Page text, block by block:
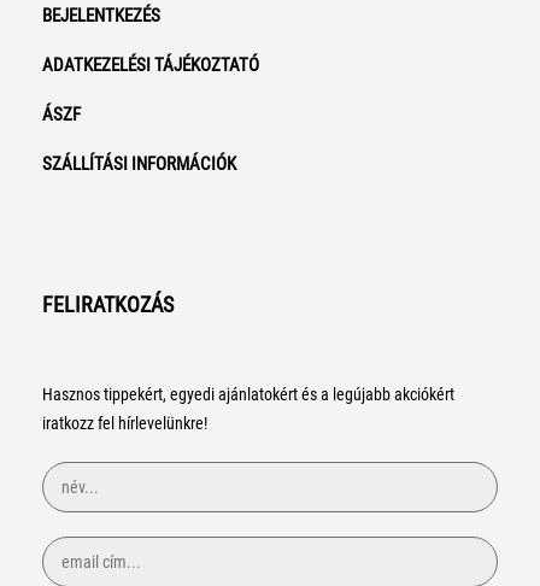
BEJELENTKEZÉS
ADATKEZELÉSI TÁJÉKOZTATÓ
ÁSZF
SZÁLLÍTÁSI INFORMÁCIÓK
FELIRATKOZÁS
Hasznos tippekért, egyedi ajánlatokért és a legújabb akciókért
iratkozz fel hírlevelünkre!